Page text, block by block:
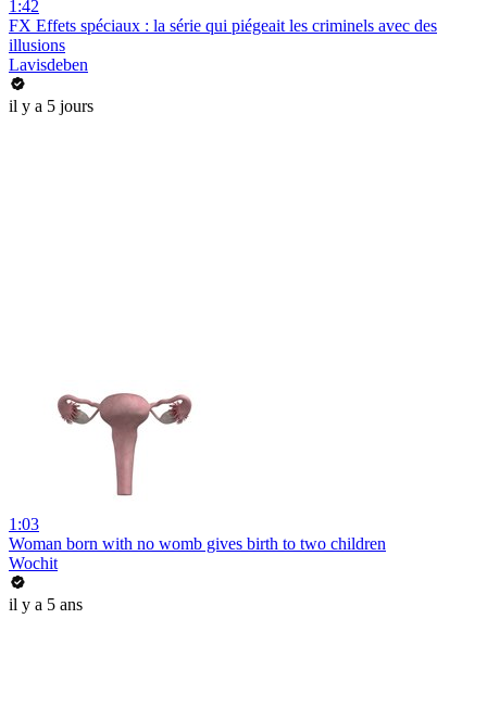
1:42
FX Effets spéciaux : la série qui piégeait les criminels avec des
illusions
Lavisdeben
il y a 5 jours
1:03
Woman born with no womb gives birth to two children
Wochit
il y a 5 ans